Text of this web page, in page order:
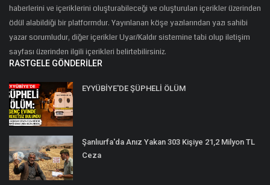
haberlerini ve içeriklerini oluşturabileceği ve oluşturulan içerikler üzerinden
ödül alabildiği bir platformdur. Yayınlanan köşe yazılarından yazı sahibi
yazar sorumludur, diğer içerikler Uyar/Kaldır sistemine tabi olup iletişim
sayfası üzerinden ilgili içerikleri belirtebilirsiniz.
RASTGELE GÖNDERILER
EYYÜBİYE'DE ŞÜPHELİ ÖLÜM
Şanlıurfa'da Anız Yakan 303 Kişiye 21,2 Milyon TL
Ceza